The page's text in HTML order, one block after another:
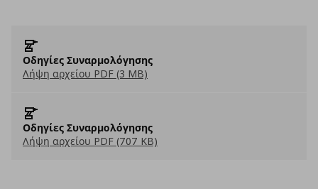
Οδηγίες Συναρμολόγησης
Λήψη αρχείου PDF (3 MB)
Οδηγίες Συναρμολόγησης
Λήψη αρχείου PDF (707 KB)